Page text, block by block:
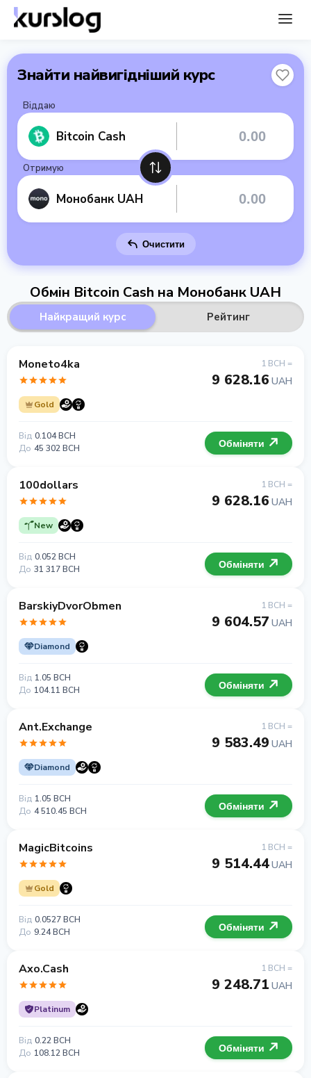
Знайти найвигідніший курс
Віддаю
Bitcoin Cash
Отримую
Монобанк UAH
Очистити
Обмін Bitcoin Cash на Монобанк UAH
Найкращий курс Рейтинг
Moneto4ka
Gold
1 BCH =
9 628.16 UAH
Від 0.104 BCH
До 45 302 BCH Обміняти
100dollars
New
1 BCH =
9 628.16 UAH
Від 0.052 BCH
До 31 317 BCH Обміняти
BarskiyDvorObmen
Diamond
1 BCH =
9 604.57 UAH
Від 1.05 BCH
До 104.11 BCH Обміняти
Ant.Exchange
Diamond
1 BCH =
9 583.49 UAH
Від 1.05 BCH
До 4 510.45 BCH Обміняти
MagicBitcoins
Gold
1 BCH =
9 514.44UAH
Від 0.0527 BCH
До 9.24 BCH Обміняти
Axo.Cash
Platinum
1 BCH =
9 248.71 UAH
Від 0.22 BCH
До 108.12 BCH Обміняти